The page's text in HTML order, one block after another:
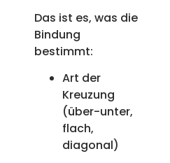
Das ist es, was die
Bindung
bestimmt:
Art der
Kreuzung
(über-unter,
flach,
diagonal)